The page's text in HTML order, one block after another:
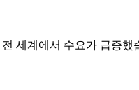
세계에서 수요가 급증했